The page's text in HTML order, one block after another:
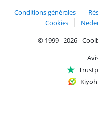
Conditions générales
Cookies
© 1999 - 2026 -